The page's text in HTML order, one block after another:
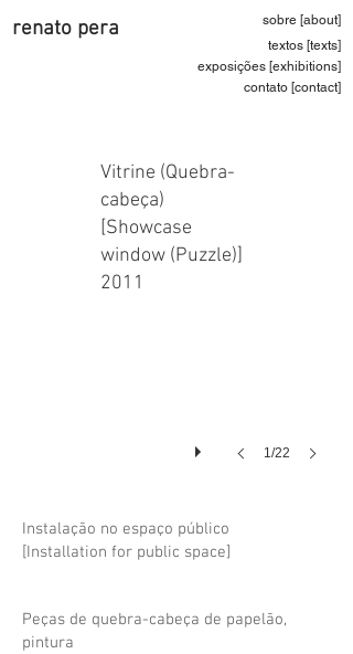
renato pera
sobre [about]
textos [texts]
exposições [exhibitions]
contato [contact]
Vitrine (Quebra-
cabeça)
[Showcase
window (Puzzle)]
2011
1/22
Instalação no espaço público
[Installation for public space]
Peças de quebra-cabeça de papelão,
pintura